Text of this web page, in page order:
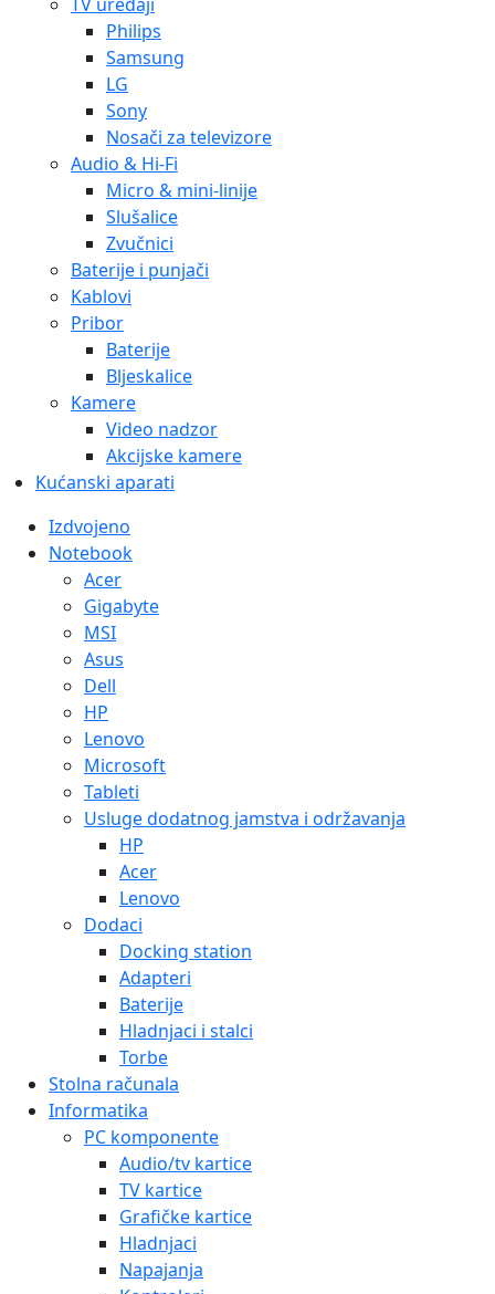
Philips
Samsung
LG
Sony
Nosači za televizore
Audio & Hi-Fi
Micro & mini-linije
Slušalice
Zvučnici
Baterije i punjači
Kablovi
Pribor
Baterije
Bljeskalice
Kamere
Video nadzor
Akcijske kamere
Kućanski aparati
Izdvojeno
Notebook
Acer
Gigabyte
MSI
Asus
Dell
HP
Lenovo
Microsoft
Tableti
Usluge dodatnog jamstva i održavanja
HP
Acer
Lenovo
Dodaci
Docking station
Adapteri
Baterije
Hladnjaci i stalci
Torbe
Stolna računala
Informatika
PC komponente
Audio/tv kartice
TV kartice
Grafičke kartice
Hladnjaci
Napajanja